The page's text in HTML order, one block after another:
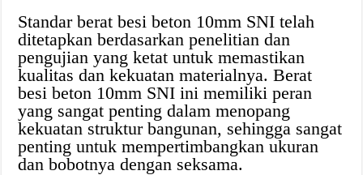
Standar berat besi beton 10mm SNI telah
ditetapkan berdasarkan penelitian dan
pengujian yang ketat untuk memastikan
kualitas dan kekuatan materialnya. Berat
besi beton 10mm SNI ini memiliki peran
yang sangat penting dalam menopang
kekuatan struktur bangunan, sehingga sangat
penting untuk mempertimbangkan ukuran
dan bobotnya dengan seksama.